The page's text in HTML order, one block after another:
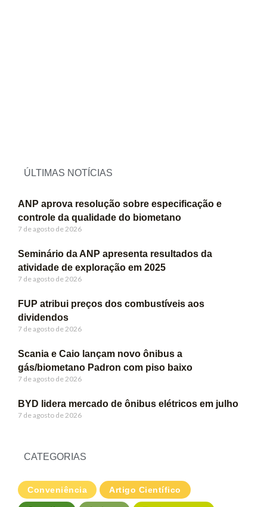
ÚLTIMAS NOTÍCIAS
ANP aprova resolução sobre especificação e
controle da qualidade do biometano
7 de agosto de 2026
Seminário da ANP apresenta resultados da
atividade de exploração em 2025
7 de agosto de 2026
FUP atribui preços dos combustíveis aos
dividendos
7 de agosto de 2026
Scania e Caio lançam novo ônibus a
gás/biometano Padron com piso baixo
7 de agosto de 2026
BYD lidera mercado de ônibus elétricos em julho
7 de agosto de 2026
CATEGORIAS
Conveniência Artigo Científico